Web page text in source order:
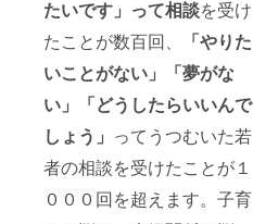
たいです」って相談を受け
たことが数百回、
「やりた
いことがない」
「夢がな
い」
「どうしたらいいんで
しょう」 ってうつむいた若
者の相談を受けたことが１
０００回を超えます。子育